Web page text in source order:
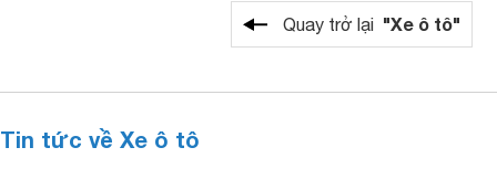
Quay trở lại "Xe ô tô"
Tin tức về Xe ô tô